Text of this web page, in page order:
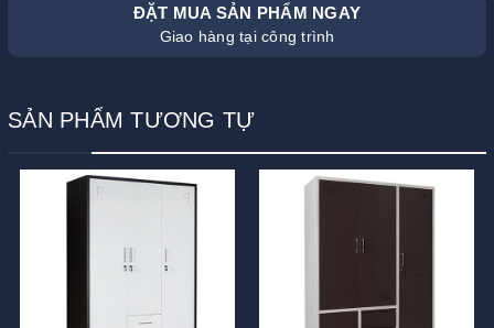
ĐẶT MUA SẢN PHẨM NGAY
Giao hàng tại công trình
SẢN PHẨM TƯƠNG TỰ